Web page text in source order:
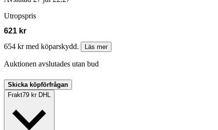
Utropspris
621 kr
654 kr med köparskydd.
Läs mer
Auktionen avslutades utan bud
Skicka köpförfrågan
Frakt79 kr DHL